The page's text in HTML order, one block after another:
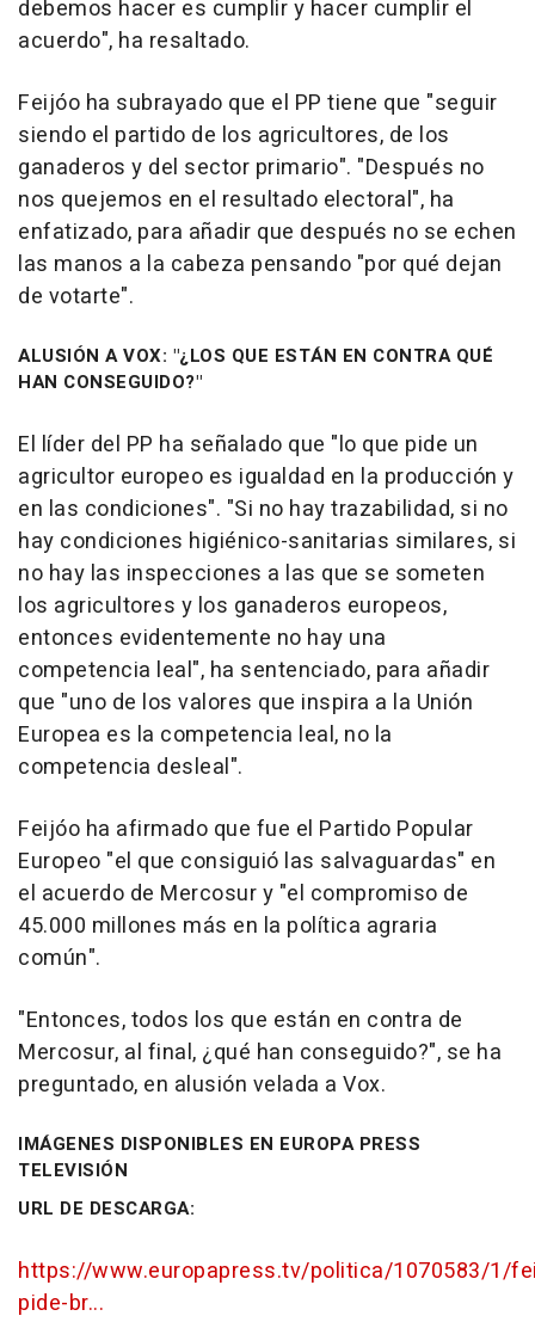
debemos hacer es cumplir y hacer cumplir el
acuerdo", ha resaltado.
Feijóo ha subrayado que el PP tiene que "seguir
siendo el partido de los agricultores, de los
ganaderos y del sector primario". "Después no
nos quejemos en el resultado electoral", ha
enfatizado, para añadir que después no se echen
las manos a la cabeza pensando "por qué dejan
de votarte".
ALUSIÓN A VOX: "¿LOS QUE ESTÁN EN CONTRA QUÉ
HAN CONSEGUIDO?"
El líder del PP ha señalado que "lo que pide un
agricultor europeo es igualdad en la producción y
en las condiciones". "Si no hay trazabilidad, si no
hay condiciones higiénico-sanitarias similares, si
no hay las inspecciones a las que se someten
los agricultores y los ganaderos europeos,
entonces evidentemente no hay una
competencia leal", ha sentenciado, para añadir
que "uno de los valores que inspira a la Unión
Europea es la competencia leal, no la
competencia desleal".
Feijóo ha afirmado que fue el Partido Popular
Europeo "el que consiguió las salvaguardas" en
el acuerdo de Mercosur y "el compromiso de
45.000 millones más en la política agraria
común".
"Entonces, todos los que están en contra de
Mercosur, al final, ¿qué han conseguido?", se ha
preguntado, en alusión velada a Vox.
IMÁGENES DISPONIBLES EN EUROPA PRESS
TELEVISIÓN
URL DE DESCARGA:
https://www.europapress.tv/politica/1070583/1/
pide-br...